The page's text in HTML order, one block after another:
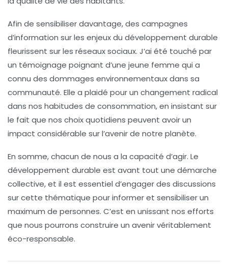
Afin de sensibiliser davantage, des campagnes
d’information sur les enjeux du développement durable
fleurissent sur les réseaux sociaux. J’ai été touché par
un témoignage poignant d’une jeune femme qui a
connu des dommages environnementauxdans sa
communauté. Elle a plaidé pour un changement radical
dans nos habitudes de consommation, en insistant sur
le fait que nos choix quotidiens peuvent avoir un
impact considérable sur l’avenir de notre planète.
En somme, chacun de nous a la capacité d’agir. Le
développement durable est avant tout une démarche
collective, et il est essentiel d’engager des discussions
sur cette thématique pour informer et sensibiliser un
maximum de personnes. C’est en unissant nos efforts
que nous pourrons construire un avenir véritablement
éco-responsable.